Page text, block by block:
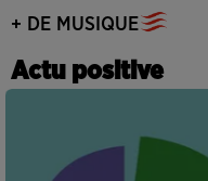
+ DE MUSIQUE
Actu positive